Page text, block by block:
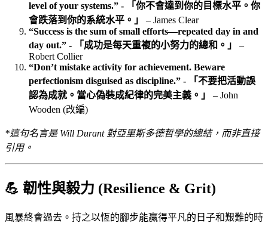
level of your systems.” - 「你不會達到你的目標水平。你
會跌落到你的系統水平。」
– James Clear
“Success is the sum of small efforts—repeated day in and
day out.” - 「成功是每天重複的小努力的總和。」
–
Robert Collier
“Don’t mistake activity for achievement. Beware
perfectionism disguised as discipline.” - 「不要把活動誤
認為成就。當心偽裝成紀律的完美主義。」
– John
Wooden (改編)
*這句名言是 Will Durant 對亞里斯多德哲學的總結，而非直接
引用。
💪 韌性與毅力 (Resilience & Grit)
風暴終會過去。持之以恆的腳步能贏得平凡的日子和艱難的時